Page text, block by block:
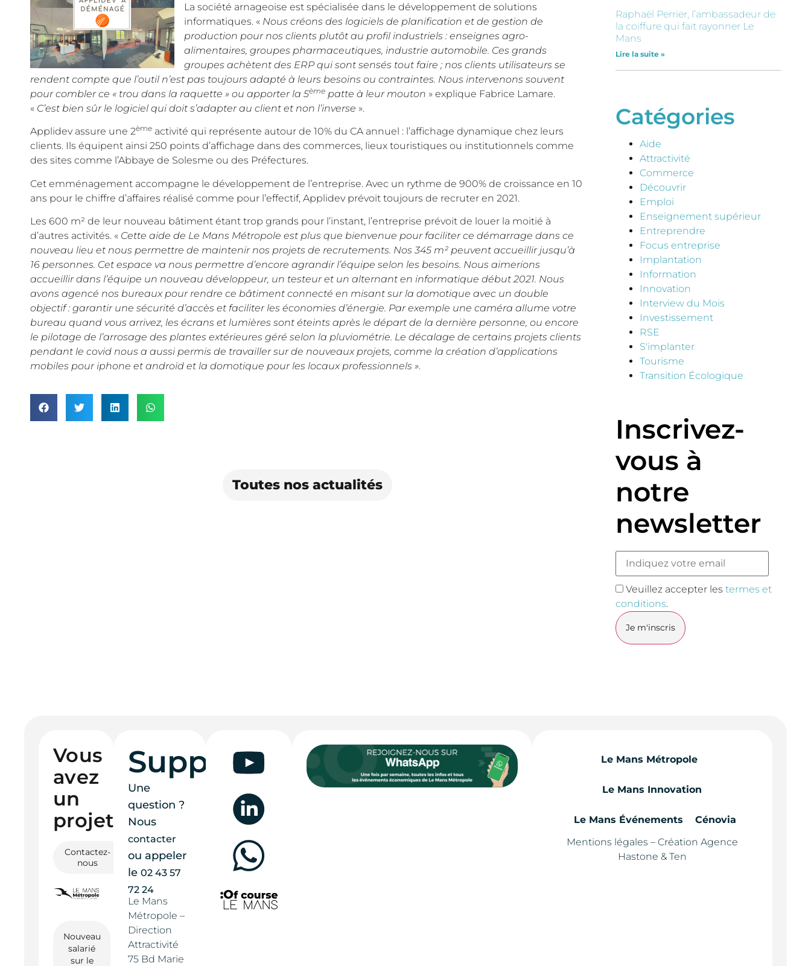
La société arnageoise est spécialisée dans le développement de solutions
informatiques. « Nous créons des logiciels de planification et de gestion de
production pour nos clients plutôt au profil industriels : enseignes agro-
alimentaires, groupes pharmaceutiques, industrie automobile. Ces grands
groupes achètent des ERP qui sont sensés tout faire ; nos clients utilisateurs se
rendent compte que l’outil n’est pas toujours adapté à leurs besoins ou contraintes. Nous intervenons souvent
pour combler ce « trou dans la raquette » ou apporter la 5ème patte à leur mouton » explique Fabrice Lamare.
« C’est bien sûr le logiciel qui doit s’adapter au client et non l’inverse ».
Applidev assure une 2ème activité qui représente autour de 10% du CA annuel : l’affichage dynamique chez leurs
clients. Ils équipent ainsi 250 points d’affichage dans des commerces, lieux touristiques ou institutionnels comme
des sites comme l’Abbaye de Solesme ou des Préfectures.
Cet emménagement accompagne le développement de l’entreprise. Avec un rythme de 900% de croissance en 10
ans pour le chiffre d’affaires réalisé comme pour l’effectif, Applidev prévoit toujours de recruter en 2021.
Les 600 m² de leur nouveau bâtiment étant trop grands pour l’instant, l’entreprise prévoit de louer la moitié à
d’autres activités. « Cette aide de Le Mans Métropole est plus que bienvenue pour faciliter ce démarrage dans ce
nouveau lieu et nous permettre de maintenir nos projets de recrutements. Nos 345 m² peuvent accueillir jusqu’à
16 personnes. Cet espace va nous permettre d’encore agrandir l’équipe selon les besoins. Nous aimerions
accueillir dans l’équipe un nouveau développeur, un testeur et un alternant en informatique début 2021. Nous
avons agencé nos bureaux pour rendre ce bâtiment connecté en misant sur la domotique avec un double
objectif : garantir une sécurité d’accès et faciliter les économies d’énergie. Par exemple une caméra allume votre
bureau quand vous arrivez, les écrans et lumières sont éteints après le départ de la dernière personne, ou encore
le pilotage de l’arrosage des plantes extérieures géré selon la pluviométrie. Le décalage de certains projets clients
pendant le covid nous a aussi permis de travailler sur de nouveaux projets, comme la création d’applications
mobiles pour iphone et androïd et la domotique pour les locaux professionnels ».
Toutes nos actualités
Raphaël Perrier, l’ambassadeur de
la coiffure qui fait rayonner Le
Mans
Lire la suite »
Catégories
Aide
Attractivité
Commerce
Découvrir
Emploi
Enseignement supérieur
Entreprendre
Focus entreprise
Implantation
Information
Innovation
Interview du Mois
Investissement
RSE
S'implanter
Tourisme
Transition Écologique
Inscrivez-
vous à
notre
newsletter
Veuillez accepter les termes et
conditions.
Vous
avez
un
projet ?
Contactez-
nous
Nouveau
salarié
sur le
Support
Une
question ?
Nous
contacter
ou appeler
le 02 43 57
72 24
Le Mans
Métropole –
Direction
Attractivité
75 Bd Marie
Le Mans Métropole
Le Mans Innovation
Le Mans Événements
Cénovia
Mentions légales – Création Agence
Hastone & Ten